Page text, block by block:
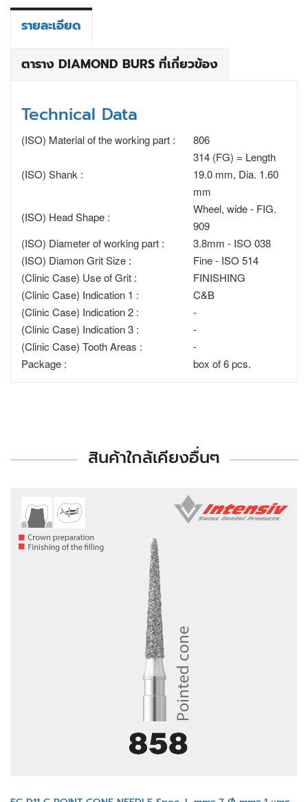
รายละเอียด
ตาราง DIAMOND BURS ที่เกี่ยวข้อง
Technical Data
(ISO) Material of the working part : 806
(ISO) Shank :
314 (FG) = Length
19.0 mm, Dia. 1.60
mm
(ISO) Head Shape :
Wheel, wide - FIG.
909
(ISO) Diameter of working part :
3.8mm - ISO 038
(ISO) Diamon Grit Size :
Fine - ISO 514
(Clinic Case) Use of Grit :
FINISHING
(Clinic Case) Indication 1 :
C&B
(Clinic Case) Indication 2 :
-
(Clinic Case) Indication 3 :
-
(Clinic Case) Tooth Areas :
-
Package :
box of 6 pcs.
สินค้าใกล้เคียงอื่นๆ